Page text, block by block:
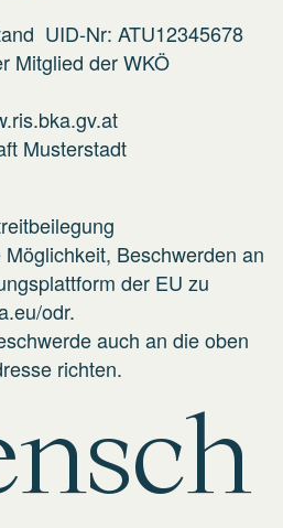
UID-Nr: ATU12345678
Mitglied der WKÖ
Musterstadt
Beschwerden an
der EU zu
odr.
auch an die oben
richten.